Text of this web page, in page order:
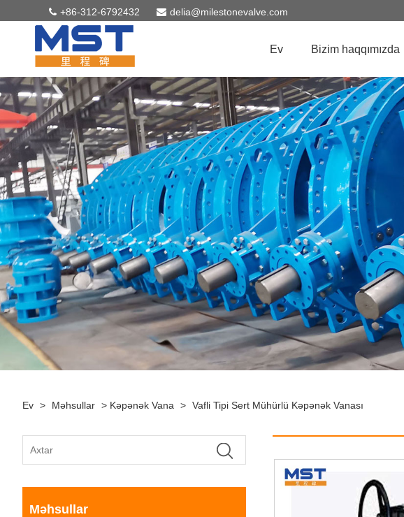
+86-312-6792432 delia@milestonevalve.com
Ev Bizim haqqımızda
Ev > Məhsullar > Kəpənək Vana > Vafli Tipi Sert Mühürlü Kəpənək Vanası
Məhsullar